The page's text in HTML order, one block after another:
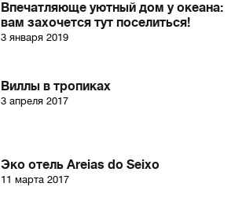
Впечатляюще уютный дом у океана:
вам захочется тут поселиться!
3 января 2019
Виллы в тропиках
3 апреля 2017
Эко отель Areias do Seixo
11 марта 2017